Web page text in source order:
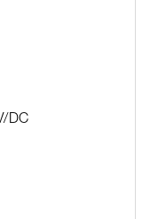
DC